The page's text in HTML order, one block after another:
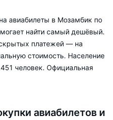
авиабилеты в Мозамбик по
найти самый дешёвый.
платежей — на
стоимость. Население
человек. Официальная
авиабилетов и